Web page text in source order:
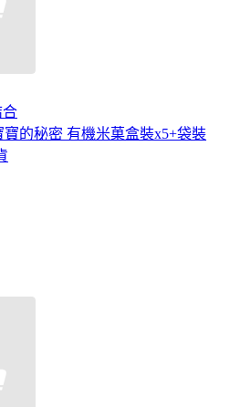
合
寶的秘密 有機米菓盒裝x5+袋裝